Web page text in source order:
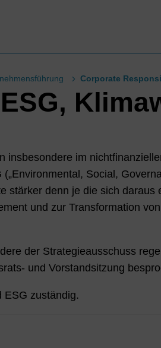
Corporate
im
Social,
denn je die sich
und zur Transformation
der Strategieausschuss
und Vorstandsitzung
ESG zuständig.